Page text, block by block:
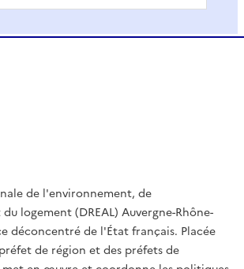
de l'environnement, de
logement (DREAL) Auvergne-Rhône-
déconcentré de l'État français. Placée
de région et des préfets de